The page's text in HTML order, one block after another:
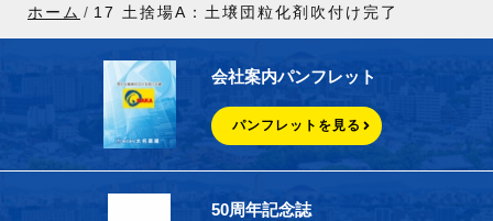
ホーム 17 土捨場A：土壌団粒化剤吹付け完了
会社案内パンフレット
パンフレットを見る
50周年記念誌